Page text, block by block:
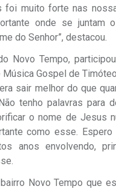
foi muito forte nas
onde se juntam
do Senhor”, destacou.
Novo Tempo,
Gospel de
sair melhor do que
tenho palavras para
o nome de Jesus
como esse.
anos envolvendo,
Novo Tempo que